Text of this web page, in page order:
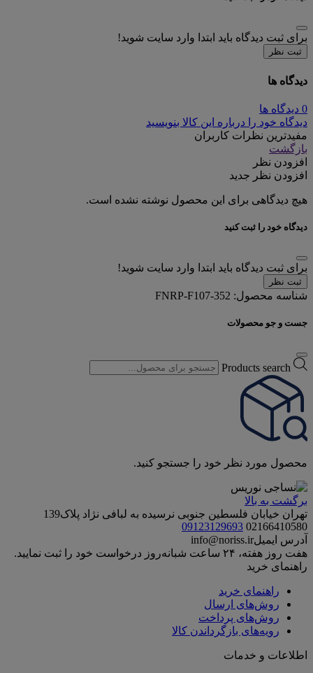
برای ثبت دیدگاه باید ابتدا وارد سایت شوید!
ثبت نظر
دیدگاه ها
0 دیدگاه ها
دیدگاه خود را درباره این کالا بنویسید
مفیدترین نظرات کاربران
بازگشت
افزودن نظر
افزودن نظر جدید
هیچ دیدگاهی برای این محصول نوشته نشده است.
دیدگاه خود را ثبت کنید
برای ثبت دیدگاه باید ابتدا وارد سایت شوید!
ثبت نظر
شناسه محصول: FNRP-F107-352
جست و جو محصولات
Products search
محصول مورد نظر خود را جستجو کنید.
برگشت به بالا
تهران خیابان فلسطین جنوبی نرسیده به لبافی نژاد پلاک139
02166410580
09123129693
آدرس ایمیلinfo@noriss.ir
هفت روز هفته، ۲۴ ساعت شبانه‌روز درخواست خود را ثبت نمایید.
راهنمای خرید
راهنمای خرید
روش‌های ارسال
روش‌های پرداخت
رویه‌های بازگرداندن کالا
اطلاعات و خدمات